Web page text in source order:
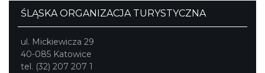
Cieszyn
ŚLĄSKA ORGANIZACJA TURYSTYCZNA
ul. Mickiewicza 29
40-085 Katowice
tel. (32) 207 207 1